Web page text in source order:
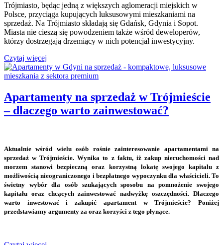
Trójmiasto, będąc jedną z większych aglomeracji miejskich w
Polsce, przyciąga kupujących luksusowymi mieszkaniami na
sprzedaż. Na Trójmiasto składają się Gdańsk, Gdynia i Sopot.
Miasta nie cieszą się powodzeniem także wśród deweloperów,
którzy dostrzegają drzemiący w nich potencjał inwestycyjny.
Czytaj więcej
Apartamenty na sprzedaż w Trójmieście
– dlaczego warto zainwestować?
Aktualnie wśród wielu osób rośnie zainteresowanie apartamentami na
sprzedaż w Trójmieście. Wynika to z faktu, iż zakup nieruchomości nad
morzem stanowi bezpieczną oraz korzystną lokatę swojego kapitalu z
możliwością nieograniczonego i bezpłatnego wypoczynku dla właścicieli. To
świetny wybór dla osób szukających sposobu na pomnożenie swojego
kapitału oraz chcących zainwestować nadwyżkę oszczędności. Dlaczego
warto inwestować i zakupić apartament w Trójmieście? Poniżej
przedstawiamy argumenty za oraz korzyści z tego płynące.